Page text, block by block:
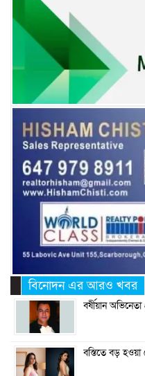
বিনোদন এর আরও খবর
বর্ষীয়ান
বস্তিতে বড়